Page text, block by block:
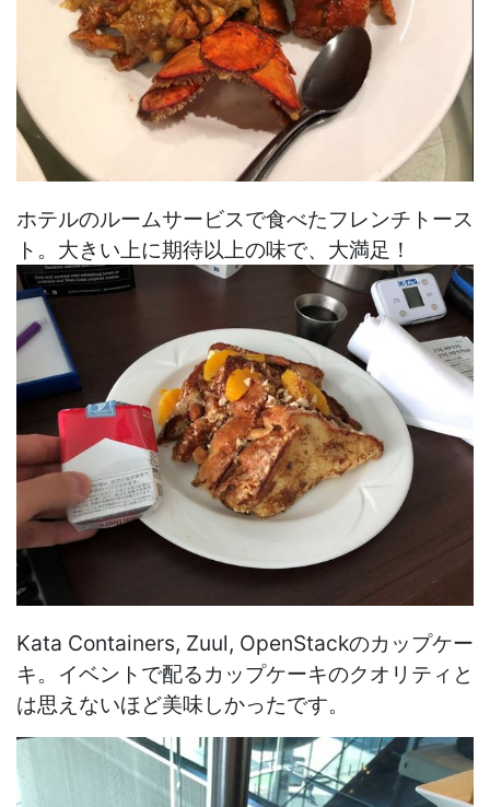
ホテルのルームサービスで食べたフレンチトース
ト。大きい上に期待以上の味で、大満足！
Kata Containers, Zuul, OpenStackのカップケー
キ。イベントで配るカップケーキのクオリティと
は思えないほど美味しかったです。